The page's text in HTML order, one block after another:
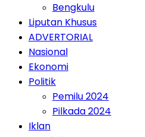
Bengkulu
Liputan Khusus
ADVERTORIAL
Nasional
Ekonomi
Politik
Pemilu 2024
Pilkada 2024
Iklan